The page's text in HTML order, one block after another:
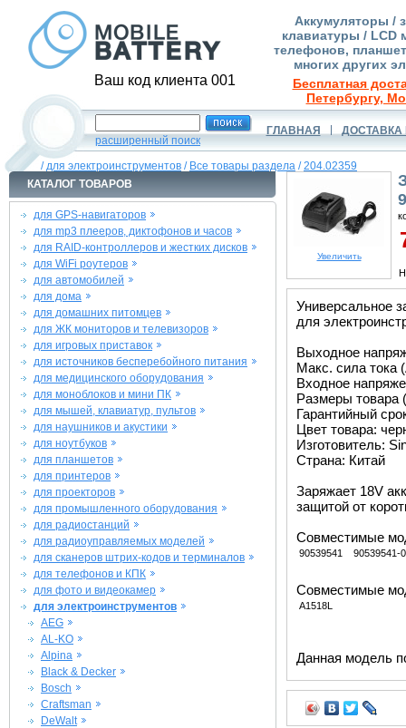
Ваш код клиента 001
Аккумуляторы /
клавиатуры / LCD
телефонов,
многих других
Бесплатная
Петербургу,
расширенный поиск
ГЛАВНАЯ ДОСТАВКА
/для электроинструментов / Все товары раздела /204.02359
КАТАЛОГ ТОВАРОВ
для GPS-навигаторов
для mp3 плееров, диктофонов и часов
для RAID-контроллеров и жестких дисков
для WiFi роутеров
для автомобилей
для дома
для домашних питомцев
для ЖК мониторов и телевизоров
для игровых приставок
для источников бесперебойного питания
для медицинского оборудования
для моноблоков и мини ПК
для мышей, клавиатур, пультов
для наушников и акустики
для ноутбуков
для планшетов
для принтеров
для проекторов
для промышленного оборудования
для радиостанций
для радиоуправляемых моделей
для сканеров штрих-кодов и терминалов
для телефонов и КПК
для фото и видеокамер
для электроинструментов
AEG
AL-KO
Alpina
Black & Decker
Bosch
Craftsman
DeWalt
Увеличить
Универсальное
для
Выходное
Макс. сила тока
Входное
Размеры товара
Гарантийный
Цвет товара:
Изготовитель:
Страна: Китай
Заряжает 18V
защитой от
Совместимые
90539541 90539541-
Совместимые
A1518L
Данная модель